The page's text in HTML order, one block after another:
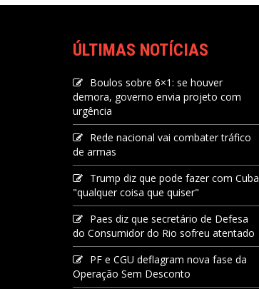
ÚLTIMAS NOTÍCIAS
Boulos sobre 6×1: se houver
demora, governo envia projeto com
urgência
Rede nacional vai combater tráfico
de armas
Trump diz que pode fazer com Cuba
"qualquer coisa que quiser"
Paes diz que secretário de Defesa
do Consumidor do Rio sofreu atentado
PF e CGU deflagram nova fase da
Operação Sem Desconto